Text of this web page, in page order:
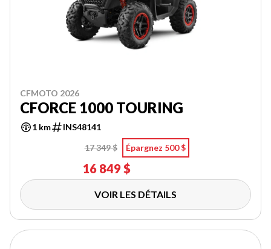
CFMOTO 2026
CFORCE 1000 TOURING
1 km
INS48141
17 349 $
Épargnez 500 $
16 849 $
VOIR LES DÉTAILS